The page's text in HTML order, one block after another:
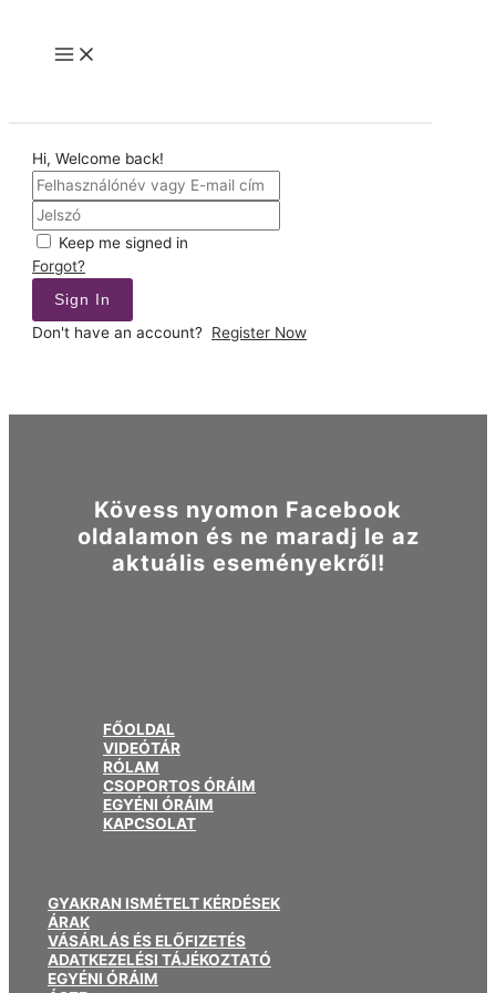
content
Main
Hi, Welcome back!
Keep me signed in
Forgot?
Sign In
Don't have an account? Register Now
Kövess nyomon Facebook
oldalamon és ne maradj le az
aktuális eseményekről!
FŐOLDAL
VIDEÓTÁR
RÓLAM
CSOPORTOS ÓRÁIM
EGYÉNI ÓRÁIM
KAPCSOLAT
GYAKRAN ISMÉTELT KÉRDÉSEK
ÁRAK
VÁSÁRLÁS ÉS ELŐFIZETÉS
ADATKEZELÉSI TÁJÉKOZTATÓ
EGYÉNI ÓRÁIM